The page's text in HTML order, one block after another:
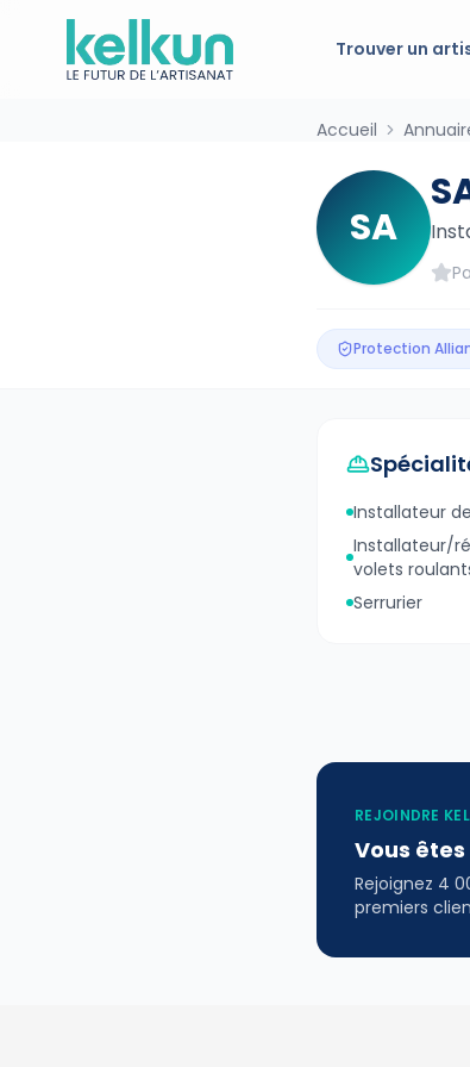
Trouver un
Accueil
SA
Protection
Installateur
Installateur/
volets
Serrurier
REJOINDRE
Vous
Rejoignez 4
premiers